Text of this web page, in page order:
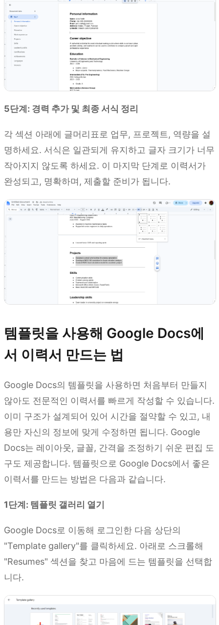
5단계: 경력 추가 및 최종 서식 정리
각 섹션 아래에 글머리표로 업무, 프로젝트, 역량을 설
명하세요. 서식은 일관되게 유지하고 글자 크기가 너무
작아지지 않도록 하세요. 이 마지막 단계로 이력서가
완성되고, 명확하며, 제출할 준비가 됩니다.
템플릿을 사용해 Google Docs에
서 이력서 만드는 법
Google Docs의 템플릿을 사용하면 처음부터 만들지
않아도 전문적인 이력서를 빠르게 작성할 수 있습니다.
이미 구조가 설계되어 있어 시간을 절약할 수 있고, 내
용만 자신의 정보에 맞게 수정하면 됩니다. Google
Docs는 레이아웃, 글꼴, 간격을 조정하기 쉬운 편집 도
구도 제공합니다. 템플릿으로 Google Docs에서 좋은
이력서를 만드는 방법은 다음과 같습니다.
1단계: 템플릿 갤러리 열기
Google Docs로 이동해 로그인한 다음 상단의
"Template gallery"를 클릭하세요. 아래로 스크롤해
"Resumes" 섹션을 찾고 마음에 드는 템플릿을 선택합
니다.